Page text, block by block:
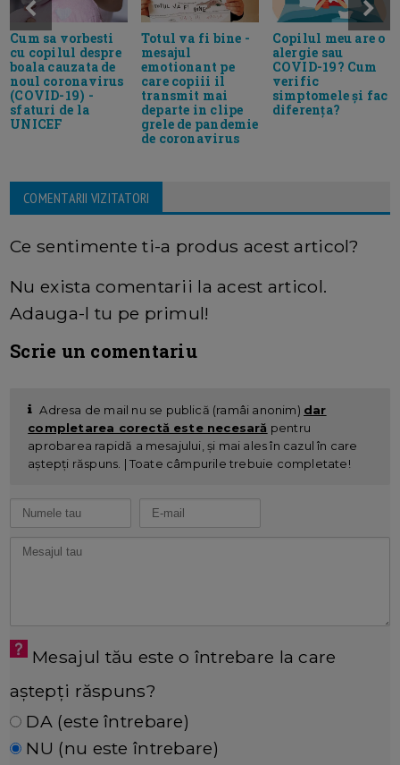
Cum sa vorbesti
cu copilul despre
boala cauzata de
noul coronavirus
(COVID-19) -
sfaturi de la
UNICEF
Totul va fi bine -
mesajul
emotionant pe
care copiii il
transmit mai
departe in clipe
grele de pandemie
de coronavirus
Copilul meu are o
alergie sau
COVID-19? Cum
verific
simptomele și fac
diferența?
COMENTARII VIZITATORI
Ce sentimente ti-a produs acest articol?
Nu exista comentarii la acest articol.
Adauga-l tu pe primul!
Scrie un comentariu
Adresa de mail nu se publică (ramâi anonim) dar
completarea corectă este necesară pentru
aprobarea rapidă a mesajului, și mai ales în cazul în care
aștepți răspuns. | Toate câmpurile trebuie completate!
Mesajul tău este o întrebare la care
aștepți răspuns?
DA (este întrebare)
NU (nu este întrebare)